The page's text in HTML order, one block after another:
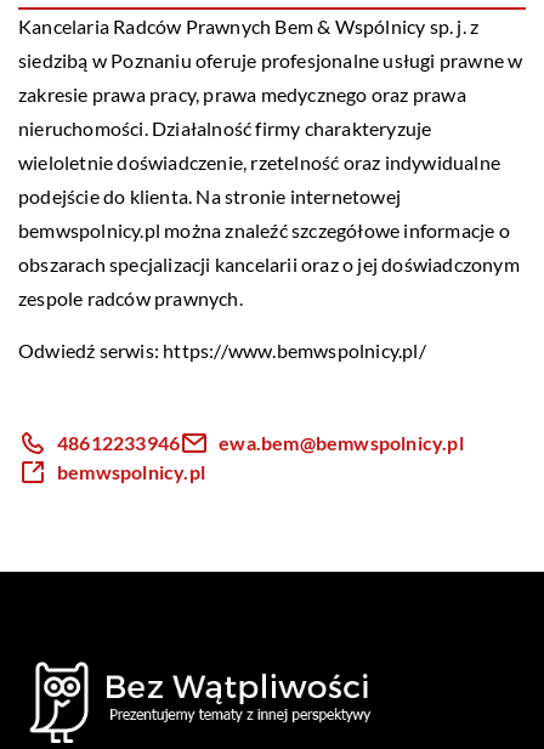
Kancelaria Radców Prawnych Bem & Wspólnicy sp. j. z
siedzibą w Poznaniu oferuje profesjonalne usługi prawne w
zakresie prawa pracy, prawa medycznego oraz prawa
nieruchomości. Działalność firmy charakteryzuje
wieloletnie doświadczenie, rzetelność oraz indywidualne
podejście do klienta. Na stronie internetowej
bemwspolnicy.pl można znaleźć szczegółowe informacje o
obszarach specjalizacji kancelarii oraz o jej doświadczonym
zespole radców prawnych.
Odwiedź serwis: https://www.bemwspolnicy.pl/
48612233946
ewa.bem@bemwspolnicy.pl
bemwspolnicy.pl